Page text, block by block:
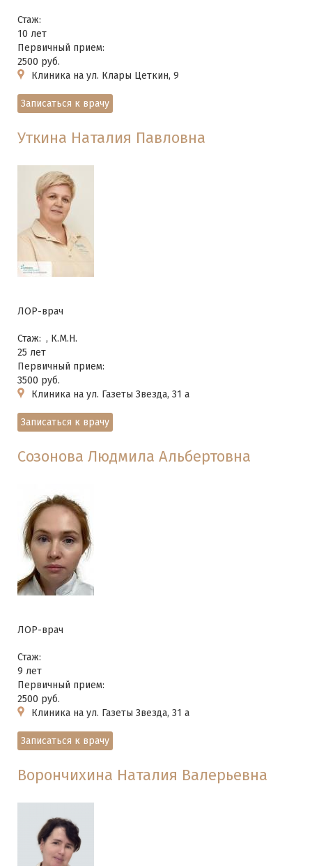
Стаж:
10 лет
Первичный прием:
2500 руб.
Клиника на ул. Клары Цеткин, 9
Записаться к врачу
Уткина Наталия Павловна
ЛОР-врач
Стаж:
25 лет
, К.М.Н.
Первичный прием:
3500 руб.
Клиника на ул. Газеты Звезда, 31 а
Записаться к врачу
Созонова Людмила Альбертовна
ЛОР-врач
Стаж:
9 лет
Первичный прием:
2500 руб.
Клиника на ул. Газеты Звезда, 31 а
Записаться к врачу
Ворончихина Наталия Валерьевна